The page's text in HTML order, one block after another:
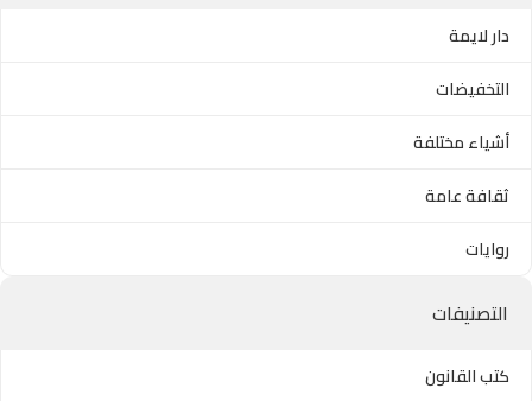
دار لايمة
التخفيضات
أشياء مختلفة
ثقافة عامة
روايات
التصنيفات
كتب القانون